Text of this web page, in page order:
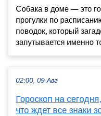
Собака в доме — это
прогулки по
поводок, который
запутывается именно
02:00, 09 Авг
Гороскоп на
что ждет все знаки